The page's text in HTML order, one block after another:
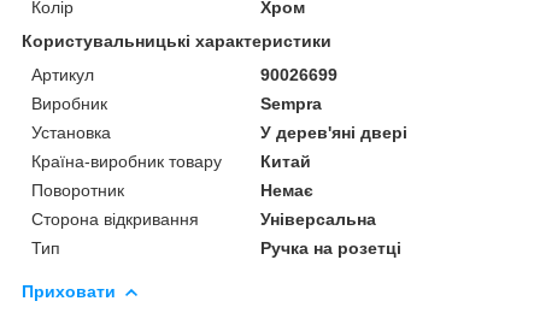
Колір
Хром
Користувальницькі характеристики
Артикул
90026699
Виробник
Sempra
Установка
У дерев'яні двері
Країна-виробник товару
Китай
Поворотник
Немає
Сторона відкривання
Універсальна
Тип
Ручка на розетці
Приховати